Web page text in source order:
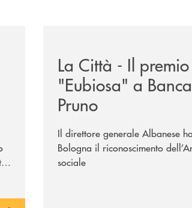
La Città - Il premio
"Eubiosa" a
Pruno
Il direttore generale Albanese
Bologna il riconoscimento
sociale